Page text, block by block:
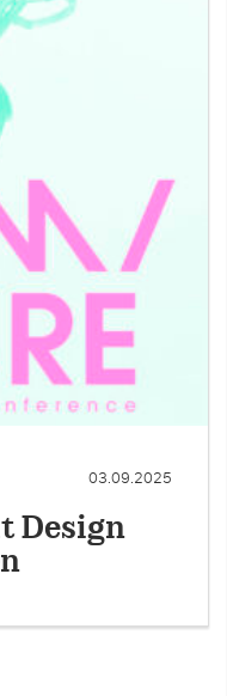
03.09.2025
Design